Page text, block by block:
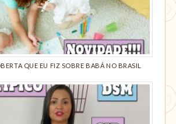
QUE EU FIZ SOBRE BABÁ NO BRASIL